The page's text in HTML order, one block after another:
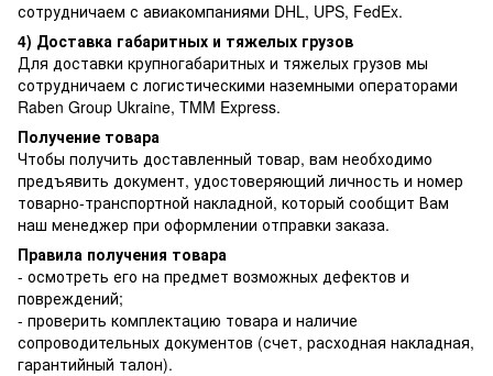
сотрудничаем с авиакомпаниями DHL, UPS, FedEx.
4) Доставка габаритных и тяжелых грузов
Для доставки крупногабаритных и тяжелых грузов мы
сотрудничаем с логистическими наземными операторами
Raben Group Ukraine, TMM Express.
Получение товара
Чтобы получить доставленный товар, вам необходимо
предъявить документ, удостоверяющий личность и номер
товарно-транспортной накладной, который сообщит Вам
наш менеджер при оформлении отправки заказа.
Правила получения товара
- осмотреть его на предмет возможных дефектов и
повреждений;
- проверить комплектацию товара и наличие
сопроводительных документов (счет, расходная накладная,
гарантийный талон).